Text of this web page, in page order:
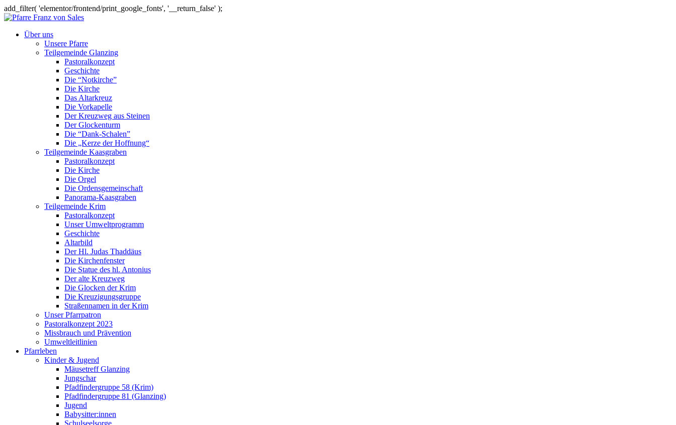
add_filter( 'elementor/frontend/print_google_fonts', '__return_false' );
Über uns
Unsere Pfarre
Teilgemeinde Glanzing
Pastoralkonzept
Geschichte
Die “Notkirche”
Die Kirche
Das Altarkreuz
Die Vorkapelle
Der Kreuzweg aus Steinen
Der Glockenturm
Die “Dank-Schalen”
Die „Kerze der Hoffnung“
Teilgemeinde Kaasgraben
Pastoralkonzept
Die Kirche
Die Orgel
Die Ordensgemeinschaft
Panorama-Kaasgraben
Teilgemeinde Krim
Pastoralkonzept
Unser Umweltprogramm
Geschichte
Altarbild
Der Hl. Judas Thaddäus
Die Kirchenfenster
Die Statue des hl. Antonius
Der alte Kreuzweg
Die Glocken der Krim
Die Kreuzigungsgruppe
Straßennamen in der Krim
Unser Pfarrpatron
Pastoralkonzept 2023
Missbrauch und Prävention
Umweltleitlinien
Pfarrleben
Kinder & Jugend
Mäusetreff Glanzing
Jungschar
Pfadfindergruppe 58 (Krim)
Pfadfindergruppe 81 (Glanzing)
Jugend
Babysitter:innen
Schulseelsorge